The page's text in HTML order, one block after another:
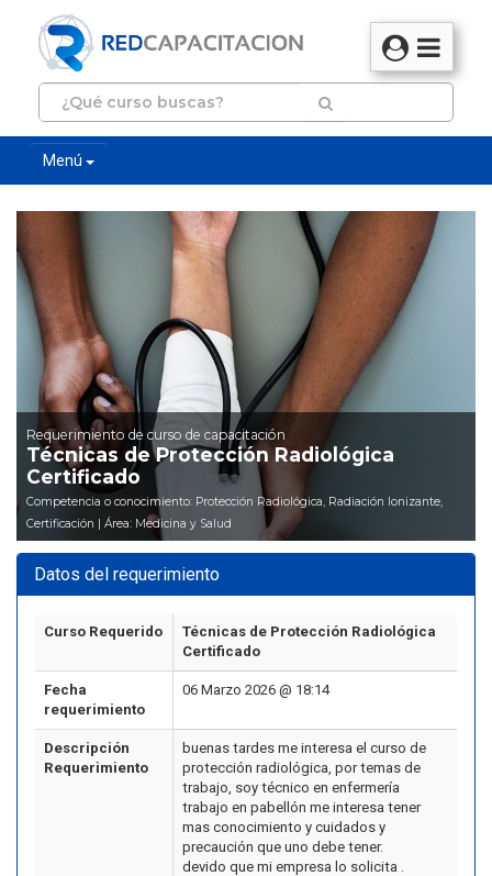
Menú
Requerimiento de curso de capacitación
Técnicas de Protección Radiológica
Certificado
Competencia o conocimiento: Protección Radiológica, Radiación Ionizante,
Certificación | Área: Medicina y Salud
Datos del requerimiento
Curso Requerido
Técnicas de Protección Radiológica
Certificado
Fecha
requerimiento
06 Marzo 2026 @ 18:14
Descripción
Requerimiento
buenas tardes me interesa el curso de
protección radiológica, por temas de
trabajo, soy técnico en enfermería
trabajo en pabellón me interesa tener
mas conocimiento y cuidados y
precaución que uno debe tener.
devido que mi empresa lo solicita .